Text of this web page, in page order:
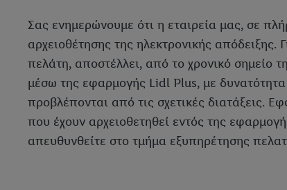
Σας ενημερώνουμε ότι η εταιρεία μας, σε
αρχειοθέτησης της ηλεκτρονικής
πελάτη, αποστέλλει, από το χρονικό σημείο
μέσω της εφαρμογής Lidl Plus, με
προβλέπονται από τις σχετικές διατάξεις.
που έχουν αρχειοθετηθεί εντός της
απευθυνθείτε στο τμήμα εξυπηρέτησης